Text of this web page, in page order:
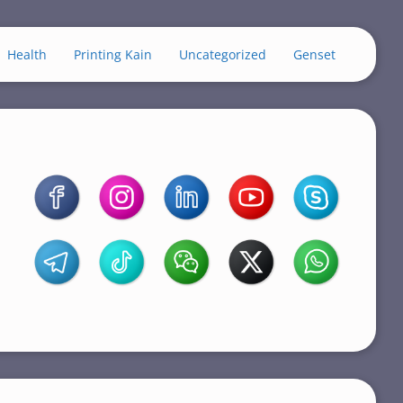
Health Printing Kain Uncategorized Genset